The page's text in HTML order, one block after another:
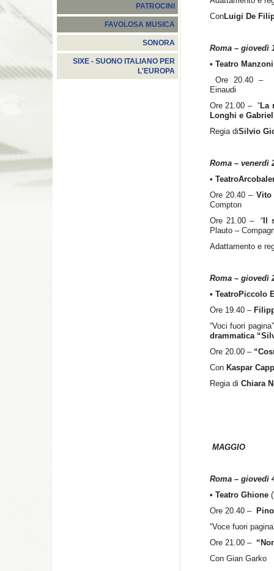
PATROCINI
FAVOLOSA MUSICA
SONORA
SIXE - SUONO ITALIANO PER
L'EUROPA
ConLuigi De
Roma – giovedì
• Teatro Manzoni
Ore 20.40 –
Einaudi
Ore 21.00 – “La
Longhi e
Regia diSilvio
Roma – venerdì
• Teatro
Ore 20.40 – Vito
Compton
Ore 21.00 – “ Il
Plauto –
Adattamento e
Roma – giovedì
• TeatroPiccolo
Ore 19.40 –
“Voci fuori
drammatica
Ore 20.00 –
Con Kaspar
Regia di Chiara
MAGGIO
Roma – giovedì
• Teatro Ghione
Ore 20.40 –
“Voce fuori
Ore 21.00 –
Con Gian Garko